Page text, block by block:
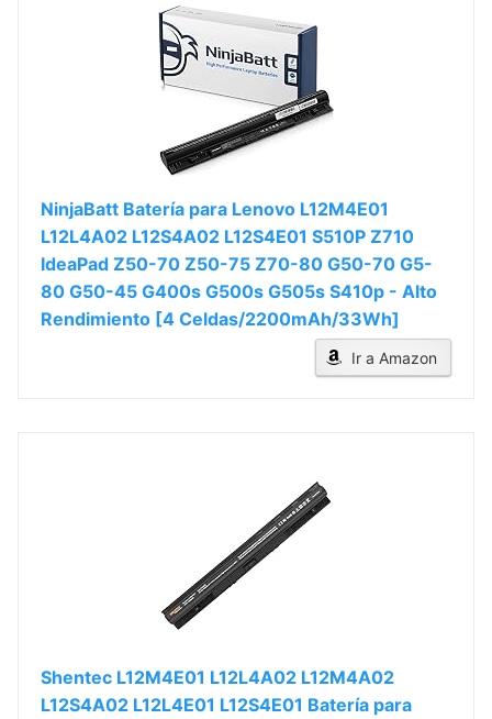
NinjaBatt Batería para Lenovo L12M4E01
L12L4A02 L12S4A02 L12S4E01 S510P Z710
IdeaPad Z50-70 Z50-75 Z70-80 G50-70 G5-
80 G50-45 G400s G500s G505s S410p - Alto
Rendimiento [4 Celdas/2200mAh/33Wh]
Ir a Amazon
Shentec L12M4E01 L12L4A02 L12M4A02
L12S4A02 L12L4E01 L12S4E01 Batería para